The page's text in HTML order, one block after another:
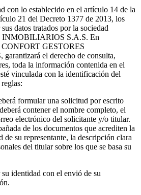
con lo establecido en el artículo 14 de la
21 del Decreto 1377 de 2013, los
datos tratados por la sociedad
INMOBILIARIOS S.A.S. En
CONFORT GESTORES
el derecho de consulta,
toda la información contenida en el
vinculada con la identificación del
formular una solicitud por escrito
contener el nombre completo, el
electrónico del solicitante y/o titular.
de los documentos que acrediten la
de su representante, la descripción clara
del titular sobre los que se basa su
identidad con el envió de su